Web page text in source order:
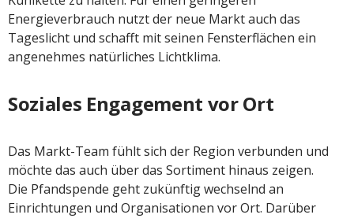
Energieverbrauch nutzt der neue Markt auch das
Tageslicht und schafft mit seinen Fensterflächen ein
angenehmes natürliches Lichtklima.
Soziales Engagement vor Ort
Das Markt-Team fühlt sich der Region verbunden und
möchte das auch über das Sortiment hinaus zeigen.
Die Pfandspende geht zukünftig wechselnd an
Einrichtungen und Organisationen vor Ort. Darüber